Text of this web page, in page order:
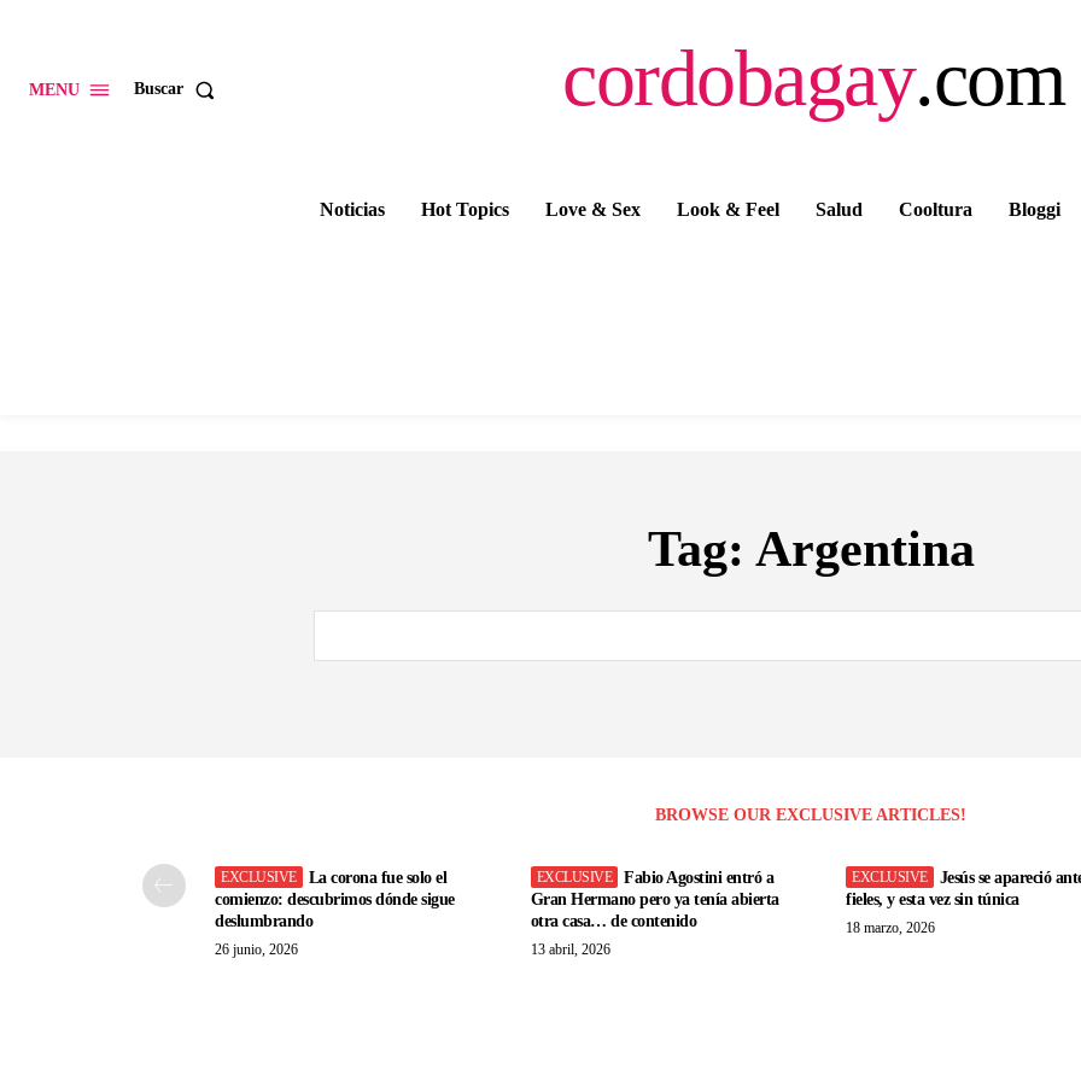
MENU Buscar cordobagay.com
Noticias Hot Topics Love & Sex Look & Feel Salud Cooltura Bloggi
Tag: Argentina
BROWSE OUR EXCLUSIVE ARTICLES!
La corona fue solo el
comienzo: descubrimos dónde sigue
deslumbrando
26 junio, 2026
Fabio Agostini entró a
Gran Hermano pero ya tenía abierta
otra casa… de contenido
13 abril, 2026
Jesús se apareció
fieles, y esta vez sin túnica
18 marzo, 2026